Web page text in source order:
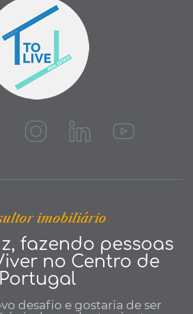
imobiliário
fazendo pessoas
no Centro de
Portugal
desafio e gostaria de ser